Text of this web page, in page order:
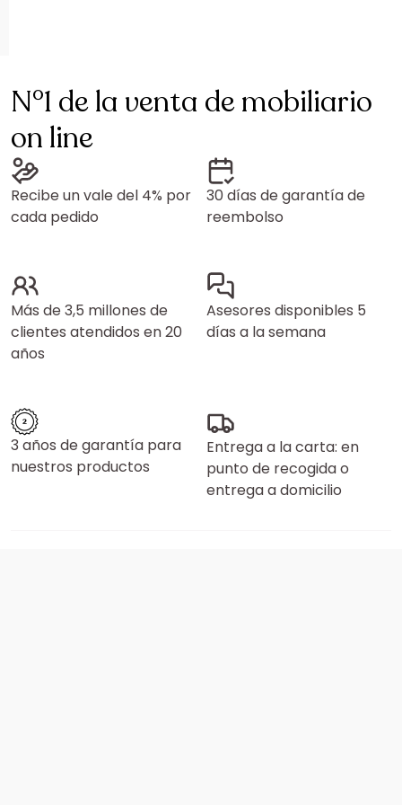
N°1 de la venta de mobiliario
on line
Recibe un vale del 4% por
cada pedido
30 días de garantía de
reembolso
Más de 3,5 millones de
clientes atendidos en 20
años
Asesores disponibles 5
días a la semana
3 años de garantía para
nuestros productos
Entrega a la carta: en
punto de recogida o
entrega a domicilio